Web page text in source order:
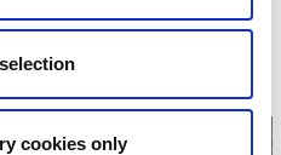
cookies only